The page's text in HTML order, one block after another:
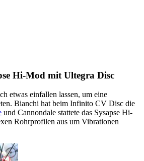
Hi-Mod mit Ultegra Disc
etwas einfallen lassen, um eine
Bianchi hat beim Infinito CV Disc die
und Cannondale stattete das Sysapse Hi-
Rohrprofilen aus um Vibrationen